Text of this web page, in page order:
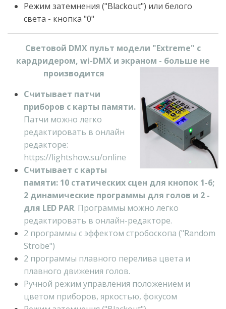
Режим затемнения ("Blackout") или белого
света - кнопка "0"
Световой DMX пульт модели "Extreme" с
кардридером, wi-DMX и экраном - больше не
производится
Считывает патчи
приборов с карты памяти.
Патчи можно легко
редактировать в онлайн
редакторе:
https://lightshow.su/online
Считывает с карты
памяти: 10 статических сцен для кнопок 1-6;
2 динамические программы для голов и 2 -
для LED PAR. Программы можно легко
редактировать в онлайн-редакторе.
2 программы с эффектом стробоскопа ("Random
Strobe")
2 программы плавного перелива цвета и
плавного движения голов.
Ручной режим управления положением и
цветом приборов, яркостью, фокусом